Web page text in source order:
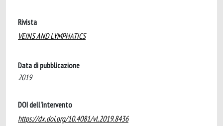
Rivista
VEINS AND LYMPHATICS
Data di pubblicazione
2019
DOI dell'intervento
https://dx.doi.org/10.4081/vl.2019.8436